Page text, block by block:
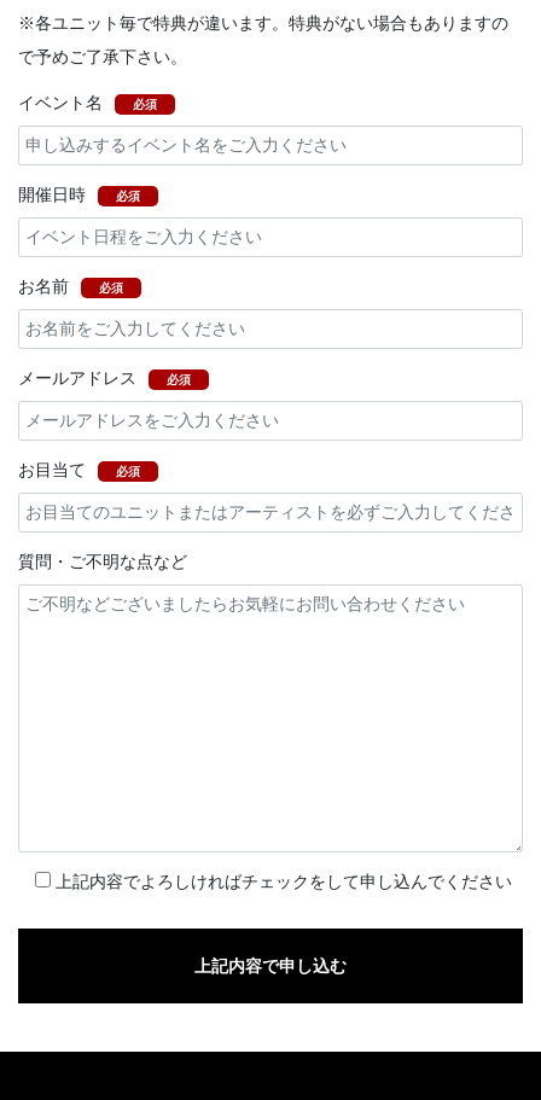
※各ユニット毎で特典が違います。特典がない場合もありますの
で予めご了承下さい。
イベント名 必須
開催日時 必須
お名前 必須
メールアドレス 必須
お目当て 必須
質問・ご不明な点など
上記内容でよろしければチェックをして申し込んでください